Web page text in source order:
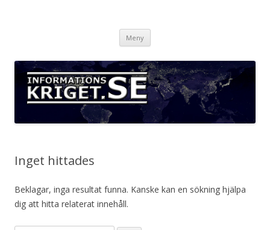
Meny
Inget hittades
Beklagar, inga resultat funna. Kanske kan en sökning hjälpa
dig att hitta relaterat innehåll.